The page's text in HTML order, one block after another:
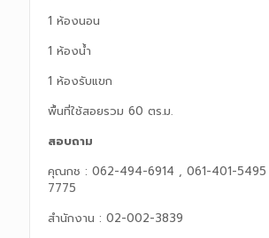
1 ห้องนอน
1 ห้องน้ำ
1 ห้องรับแขก
พื้นที่ใช้สอยรวม 60 ตร.ม.
สอบถาม
คุณกช : 062-494-6914 , 061-401-
7775
สำนักงาน : 02-002-3839